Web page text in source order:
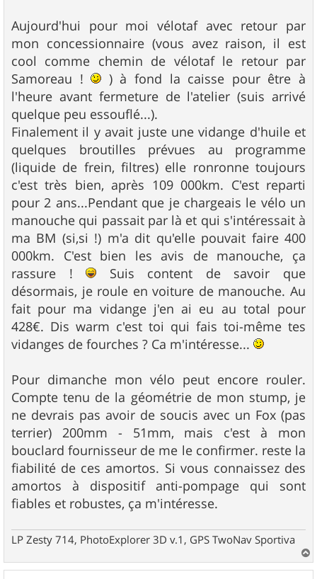
Aujourd'hui pour moi vélotaf avec retour par
mon concessionnaire (vous avez raison, il est
cool comme chemin de vélotaf le retour par
Samoreau !
) à fond la caisse pour être à
l'heure avant fermeture de l'atelier (suis arrivé
quelque peu essouflé...).
Finalement il y avait juste une vidange d'huile et
quelques broutilles prévues au programme
(liquide de frein, filtres) elle ronronne toujours
c'est très bien, après 109 000km. C'est reparti
pour 2 ans...Pendant que je chargeais le vélo un
manouche qui passait par là et qui s'intéressait à
ma BM (si,si !) m'a dit qu'elle pouvait faire 400
000km. C'est bien les avis de manouche, ça
rassure !
Suis content de savoir que
désormais, je roule en voiture de manouche. Au
fait pour ma vidange j'en ai eu au total pour
428€. Dis warm c'est toi qui fais toi-même tes
vidanges de fourches ? Ca m'intéresse...
Pour dimanche mon vélo peut encore rouler.
Compte tenu de la géométrie de mon stump, je
ne devrais pas avoir de soucis avec un Fox (pas
terrier) 200mm - 51mm, mais c'est à mon
bouclard fournisseur de me le confirmer. reste la
fiabilité de ces amortos. Si vous connaissez des
amortos à dispositif anti-pompage qui sont
fiables et robustes, ça m'intéresse.
LP Zesty 714, PhotoExplorer 3D v.1, GPS TwoNav Sportiva
a